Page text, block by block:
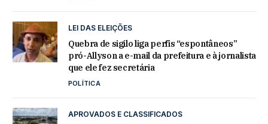
LEI DAS ELEIÇÕES
Quebra de sigilo liga perfis “espontâneos”
pró-Allyson a e-mail da prefeitura e à jornalista
que ele fez secretária
POLÍTICA
APROVADOS E CLASSIFICADOS